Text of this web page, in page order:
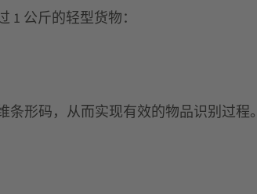
公斤的轻型货物：
条形码，从而实现有效的物品识别过程